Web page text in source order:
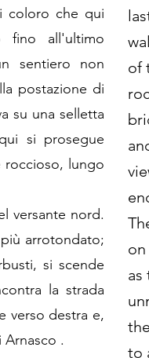
coloro che qui
fino all'ultimo
sentiero non
postazione di
su una selletta
si prosegue
roccioso, lungo
versante nord.
arrotondato;
si scende
la strada
verso destra e,
.
of
as
to